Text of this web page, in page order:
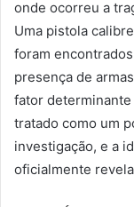
onde ocorreu a
Uma pistola
foram
presença de
fator
tratado como um
investigação, e a
oficialmente